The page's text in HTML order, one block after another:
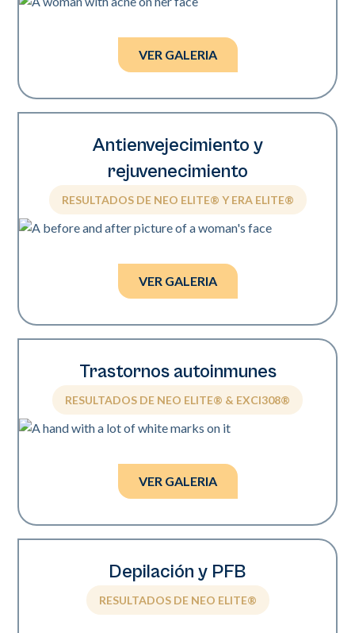
VER GALERIA
Antienvejecimiento y
rejuvenecimiento
RESULTADOS DE NEO ELITE® Y ERA ELITE®
VER GALERIA
Trastornos autoinmunes
RESULTADOS DE NEO ELITE® & EXCI308®
VER GALERIA
Depilación y PFB
RESULTADOS DE NEO ELITE®